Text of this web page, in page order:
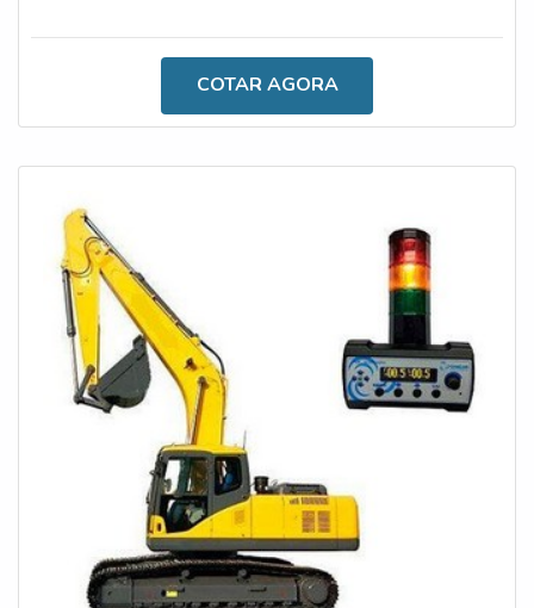
trabalho de empresas que atuam os procedimentos de
do dispositivo, é possível obter as medições frontais e
laterais do implemento, especialmente para apresentar
COTAR AGORA